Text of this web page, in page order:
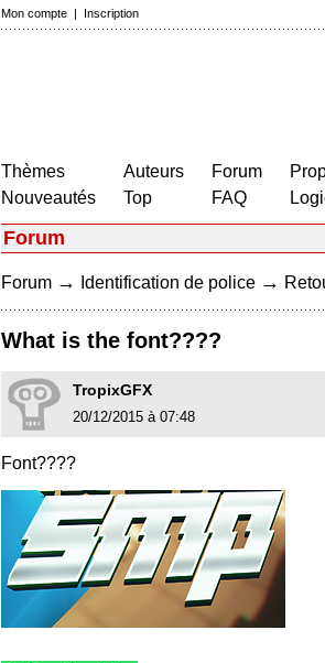
Mon compte | Inscription
Thèmes
Nouveautés
Auteurs
Top
Forum
FAQ
Forum
Forum → Identification de police →
What is the font????
TropixGFX
20/12/2015 à 07:48
Font????